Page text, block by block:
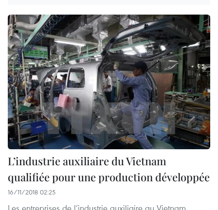
L’industrie auxiliaire du Vietnam
qualifiée pour une production développée
16/11/2018 02:25